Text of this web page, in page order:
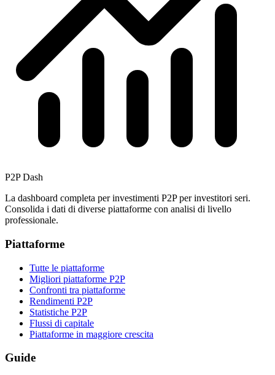
P2P Dash
La dashboard completa per investimenti P2P per investitori seri.
Consolida i dati di diverse piattaforme con analisi di livello
professionale.
Piattaforme
Tutte le piattaforme
Migliori piattaforme P2P
Confronti tra piattaforme
Rendimenti P2P
Statistiche P2P
Flussi di capitale
Piattaforme in maggiore crescita
Guide